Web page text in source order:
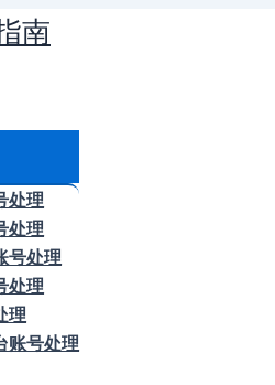
南
处理
处理
号处理
处理
理
账号处理